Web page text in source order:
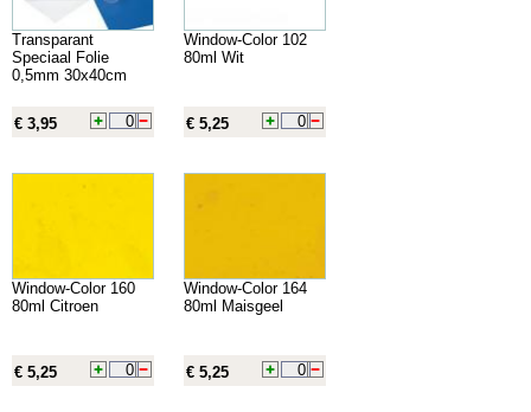
Transparant
Speciaal Folie
0,5mm 30x40cm
€ 3,95
Window-Color 102
80ml Wit
€ 5,25
Window-Color 160
80ml Citroen
€ 5,25
Window-Color 164
80ml Maisgeel
€ 5,25